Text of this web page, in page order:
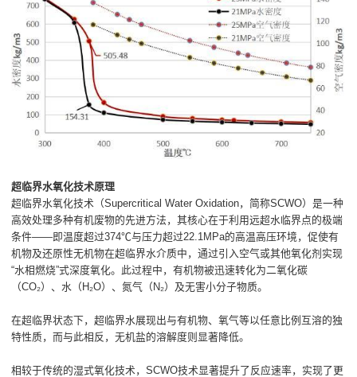
超临界水氧化技术原理
超临界水氧化技术（Supercritical Water Oxidation，简称SCWO）是一种
高效处理多种有机废物的先进方法，其核心在于利用远超水临界点的极端
条件——即温度超过374℃与压力超过22.1MPa的高温高压环境，促使有
机物及还原性无机物在超临界水介质中，通过引入空气或其他氧化剂实现
“水相燃烧”式深度氧化。此过程中，有机物被迅速转化为二氧化碳
（CO₂）、水（H₂O）、氮气（N₂）及无害小分子物质。
在超临界状态下，超临界水展现出与有机物、氧气等以任意比例互溶的独
特性质，而与此相反，无机盐的溶解度则显著降低。
相较于传统的湿式氧化技术，SCWO技术显著提升了反应速率，实现了更